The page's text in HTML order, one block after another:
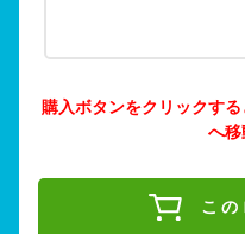
購入ボタンをクリックす
へ移
こ